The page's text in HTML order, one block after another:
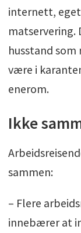
internett,
matservering.
husstand som
være i
enerom.
Ikke
sammen:
– Flere
innebærer at